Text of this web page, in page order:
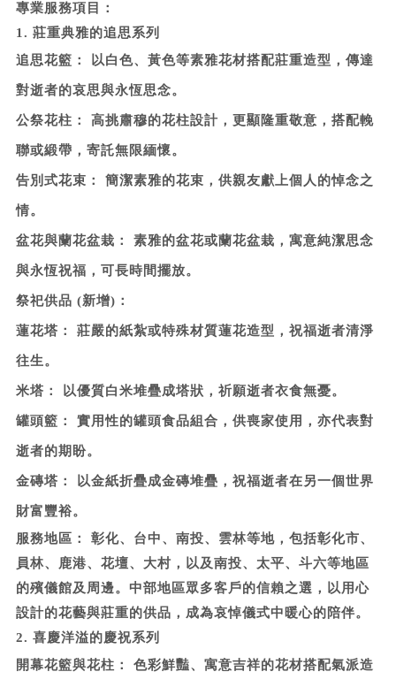
專業服務項目：
1. 莊重典雅的追思系列
追思花籃：
以白色、黃色等素雅花材搭配莊重造型，傳達
對逝者的哀思與永恆思念。
公祭花柱： 高挑肅穆的花柱設計，更顯隆重敬意，搭配輓
聯或緞帶，寄託無限緬懷。
告別式花束： 簡潔素雅的花束，供親友獻上個人的悼念之
情。
盆花與蘭花盆栽： 素雅的盆花或蘭花盆栽，寓意純潔思念
與永恆祝福，可長時間擺放。
祭祀供品 (新增)：
蓮花塔： 莊嚴的紙紮或特殊材質蓮花造型，祝福逝者清淨
往生。
米塔： 以優質白米堆疊成塔狀，祈願逝者衣食無憂。
罐頭籃： 實用性的罐頭食品組合，供喪家使用，亦代表對
逝者的期盼。
金磚塔： 以金紙折疊成金磚堆疊，祝福逝者在另一個世界
財富豐裕。
服務地區：
彰化、台中、南投、雲林等地，包括彰化市、
員林、鹿港、花壇、大村，以及南投、太平、斗六等地區
的殯儀館及周邊。中部地區眾多客戶的信賴之選，以用心
設計的花藝與莊重的供品，成為哀悼儀式中暖心的陪伴。
2. 喜慶洋溢的慶祝系列
開幕花籃與花柱：
色彩鮮豔、寓意吉祥的花材搭配氣派造